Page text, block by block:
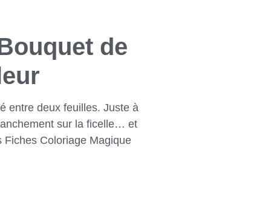
de
entre deux feuilles. Juste à
sur la ficelle… et
Fiches Coloriage Magique